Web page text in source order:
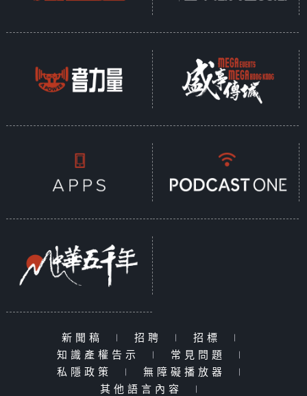
新聞稿 | 招聘 | 招標
|
知識產權告示
| 常見問題
|
私隱政策
| 無障礙播放器
|
其他語言內容
|